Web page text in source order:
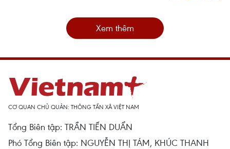
Xem thêm
CƠ QUAN CHỦ QUẢN: THÔNG TẤN XÃ VIỆT NAM
Tổng Biên tập: TRẦN TIẾN DUẨN
Phó Tổng Biên tập: NGUYỄN THỊ TÁM, KHÚC THANH